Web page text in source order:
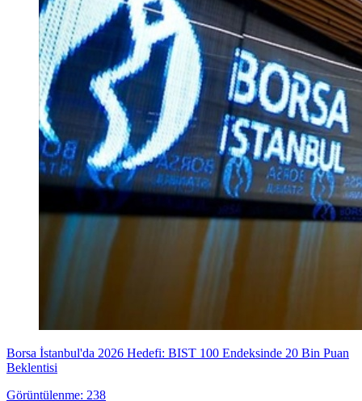
Borsa İstanbul'da 2026 Hedefi: BIST 100 Endeksinde 20 Bin Puan
Beklentisi
Görüntülenme: 238